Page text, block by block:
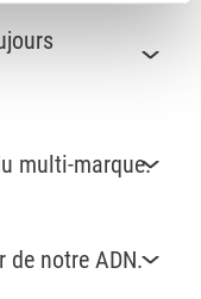
multi-marque.
notre ADN.